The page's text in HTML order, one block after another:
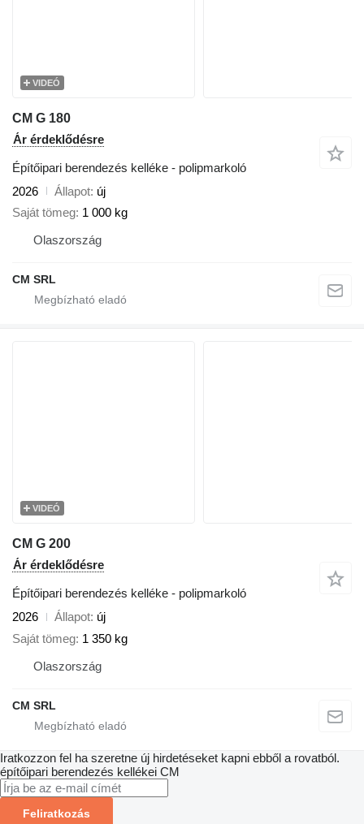
VIDEÓ
CM G 180
Ár érdeklődésre
Építőipari berendezés kelléke - polipmarkoló
2026
Állapot új
Saját tömeg 1 000 kg
Olaszország
CM SRL
VIDEÓ
CM G 200
Ár érdeklődésre
Építőipari berendezés kelléke - polipmarkoló
2026
Állapot új
Saját tömeg 1 350 kg
Olaszország
CM SRL
Iratkozzon fel ha szeretne új hirdetéseket kapni ebből a rovatból.
építőipari berendezés kellékei CM
Feliratkozás